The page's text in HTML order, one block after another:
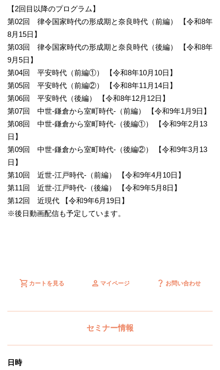
【2回目以降のプログラム】
第02回 律令国家時代の形成期と奈良時代（前編） 【令和8年
8月15日】
第03回 律令国家時代の形成期と奈良時代（後編） 【令和8年
9月5日】
第04回 平安時代（前編①） 【令和8年10月10日】
第05回 平安時代（前編②） 【令和8年11月14日】
第06回 平安時代（後編） 【令和8年12月12日】
第07回 中世-鎌倉から室町時代-（前編） 【令和9年1月9日】
第08回 中世-鎌倉から室町時代-（後編①） 【令和9年2月13
日】
第09回 中世-鎌倉から室町時代-（後編②） 【令和9年3月13
日】
第10回 近世-江戸時代-（前編） 【令和9年4月10日】
第11回 近世-江戸時代-（後編） 【令和9年5月8日】
第12回 近現代 【令和9年6月19日】
※後日動画配信も予定しています。
shopping_cart カートを見る person マイページ question_mark お問い合わせ
セミナー情報
日時